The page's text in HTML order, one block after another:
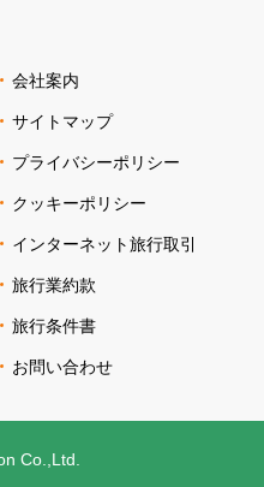
会社案内
サイトマップ
プライバシーポリシー
クッキーポリシー
インターネット旅行取引
旅行業約款
旅行条件書
お問い合わせ
Co.,Ltd.